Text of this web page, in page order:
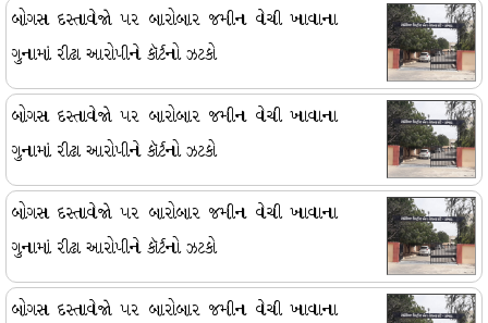
બોગસ દસ્તાવેજો પર બારોબાર જમીન વેચી ખાવાના
ગુનામાં રીઢા આરોપીને કૉર્ટનો ઝટકો
બોગસ દસ્તાવેજો પર બારોબાર જમીન વેચી ખાવાના
ગુનામાં રીઢા આરોપીને કૉર્ટનો ઝટકો
બોગસ દસ્તાવેજો પર બારોબાર જમીન વેચી ખાવાના
ગુનામાં રીઢા આરોપીને કૉર્ટનો ઝટકો
બોગસ દસ્તાવેજો પર બારોબાર જમીન વેચી ખાવાના